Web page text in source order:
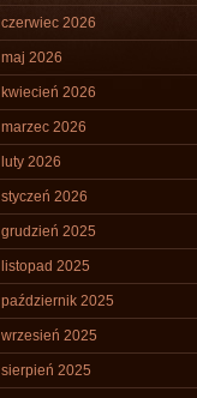
czerwiec 2026
maj 2026
kwiecień 2026
marzec 2026
luty 2026
styczeń 2026
grudzień 2025
listopad 2025
październik 2025
wrzesień 2025
sierpień 2025